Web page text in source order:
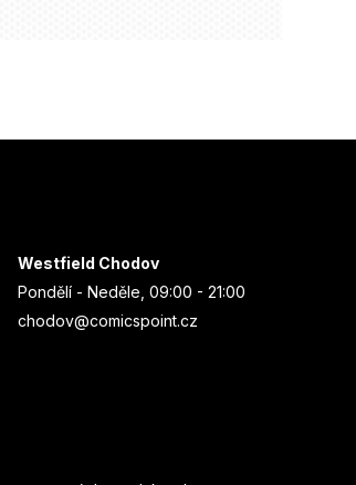
Westfield Chodov
Pondělí - Neděle, 09:00 - 21:00
chodov@comicspoint.cz